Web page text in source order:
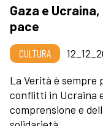
Gaza e
pace
CULTURA
La Verità è sempre
conflitti in Ucraina
comprensione e